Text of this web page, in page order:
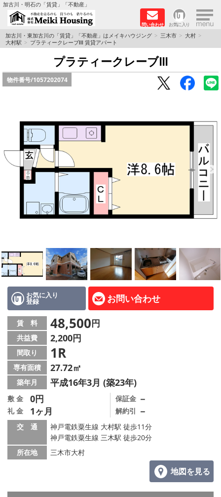
加古川・明石の「賃貸」「不動産」
問い合わせ お気に入り ×
TOPページ
☆メイキハウジングオススメ物件特集☆
都市ガス物件
ファミリー物件
ペットOK物件
保証人不要物件
◆新築物件の新設備で快適♪◆
地域から探す
地図から探す
スタッフ紹介
Instagram
店舗情報·アクセス
会社概要
メールでお問い合わせ
加古川・東加古川の「賃貸」「不動産」はメイキハウジング 三木市
大村
大村駅
プラティークレーブⅢ 賃貸アパート
プラティークレーブⅢ
物件番号/1057202074
お気に入り
登録 お問い合わせ
賃 料 48,500円
共益費 2,200円
間取り 1R
専有面積 27.72㎡
築年月 平成16年3月 (築23年)
敷 金 0円
礼 金 1ヶ月
保証金 －
解約引 －
交 通
神戸電鉄粟生線 大村駅 徒歩11分
神戸電鉄粟生線 三木駅 徒歩20分
所在地
三木市大村
地図を見る